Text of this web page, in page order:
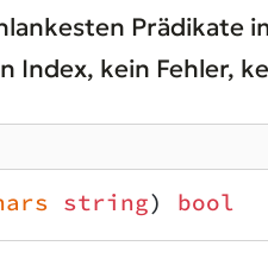
Prädikate
kein Fehler,
string) bool